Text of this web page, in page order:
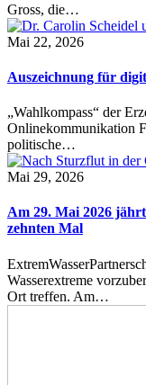
Gross, die…
Mai 22, 2026
Auszeichnung für
„Wahlkompass“ der
Onlinekommunikation
politische…
Mai 29, 2026
Am 29. Mai 2026
zehnten Mal
Wasserextreme
Ort treffen. Am…